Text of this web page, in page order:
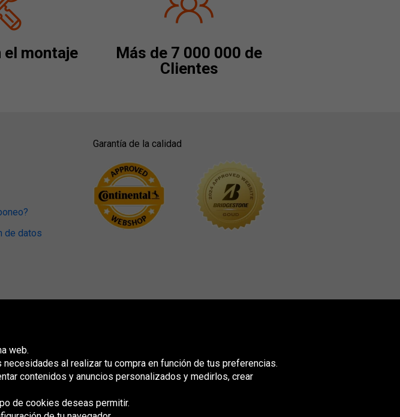
el montaje
Más de 7 000 000 de
Clientes
de datos
Garantía de la calidad
web.
al realizar tu compra en función de tus preferencias.
contenidos y anuncios personalizados y medirlos, crear
de cookies deseas permitir.